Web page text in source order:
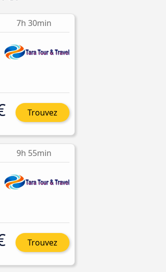
7h 30min
Trouvez
9h 55min
Trouvez